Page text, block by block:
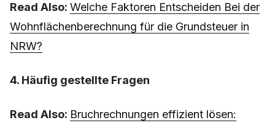
Read Also: Welche Faktoren Entscheiden Bei der
Wohnflächenberechnung für die Grundsteuer in
NRW?
4. Häufig gestellte Fragen
Read Also: Bruchrechnungen effizient lösen: